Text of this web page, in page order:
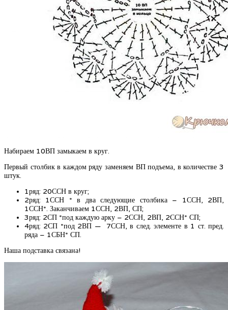
Набираем 10ВП замыкаем в круг.
Первый столбик в каждом ряду заменяем ВП подъема, в количестве 3
штук.
1ряд: 20ССН в круг;
2ряд: 1ССН * в два следующие столбика – 1ССН, 2ВП,
1ССН*. Заканчиваем 1ССН, 2ВП, СП;
3ряд: 2СП *под каждую арку – 2ССН, 2ВП, 2ССН* СП;
4ряд: 2СП *под 2ВП — 7ССН, в след. элементе в 1 ст. пред.
ряда – 1СБН* СП.
Наша подставка связана!